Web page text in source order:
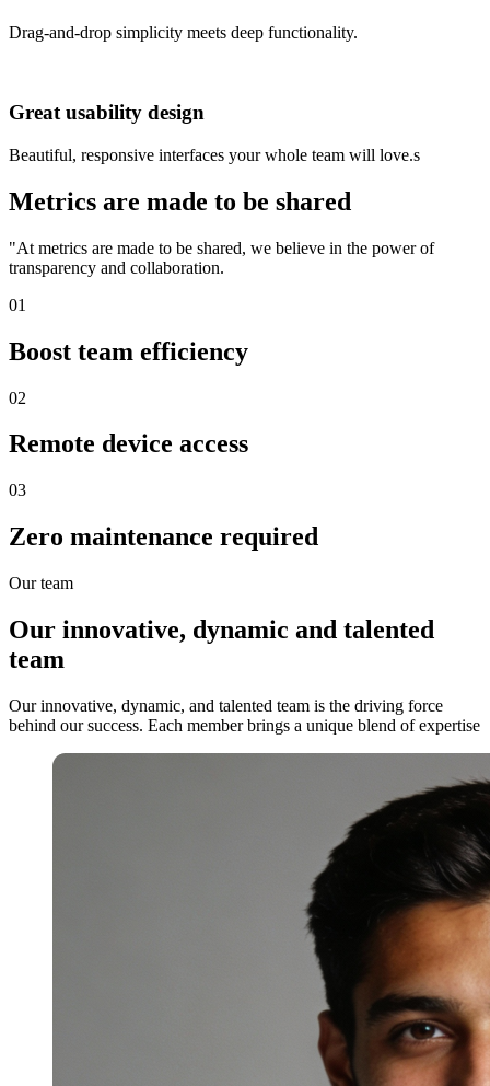
Drag-and-drop simplicity meets deep functionality.
Great usability design
Beautiful, responsive interfaces your whole team will love.s
Metrics are made to be shared
"At metrics are made to be shared, we believe in the power of
transparency and collaboration.
01
Boost team efficiency
02
Remote device access
03
Zero maintenance required
Our team
Our innovative, dynamic and talented
team
Our innovative, dynamic, and talented team is the driving force
behind our success. Each member brings a unique blend of expertise